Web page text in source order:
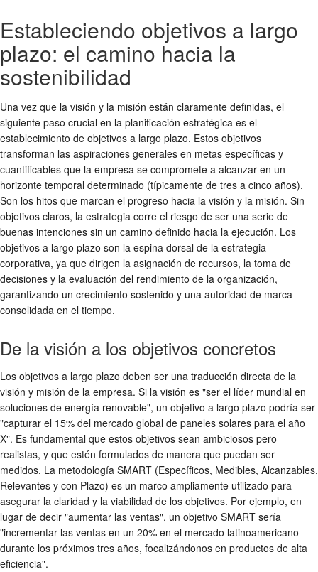
Estableciendo objetivos a largo
plazo: el camino hacia la
sostenibilidad
Una vez que la visión y la misión están claramente definidas, el
siguiente paso crucial en la planificación estratégica es el
establecimiento de objetivos a largo plazo. Estos objetivos
transforman las aspiraciones generales en metas específicas y
cuantificables que la empresa se compromete a alcanzar en un
horizonte temporal determinado (típicamente de tres a cinco años).
Son los hitos que marcan el progreso hacia la visión y la misión. Sin
objetivos claros, la estrategia corre el riesgo de ser una serie de
buenas intenciones sin un camino definido hacia la ejecución. Los
objetivos a largo plazo son la espina dorsal de la estrategia
corporativa, ya que dirigen la asignación de recursos, la toma de
decisiones y la evaluación del rendimiento de la organización,
garantizando un crecimiento sostenido y una autoridad de marca
consolidada en el tiempo.
De la visión a los objetivos concretos
Los objetivos a largo plazo deben ser una traducción directa de la
visión y misión de la empresa. Si la visión es "ser el líder mundial en
soluciones de energía renovable", un objetivo a largo plazo podría ser
"capturar el 15% del mercado global de paneles solares para el año
X". Es fundamental que estos objetivos sean ambiciosos pero
realistas, y que estén formulados de manera que puedan ser
medidos. La metodología SMART (Específicos, Medibles, Alcanzables,
Relevantes y con Plazo) es un marco ampliamente utilizado para
asegurar la claridad y la viabilidad de los objetivos. Por ejemplo, en
lugar de decir "aumentar las ventas", un objetivo SMART sería
"incrementar las ventas en un 20% en el mercado latinoamericano
durante los próximos tres años, focalizándonos en productos de alta
eficiencia".